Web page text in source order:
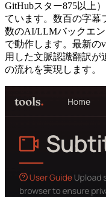
GitHubスター875以上
ています。数百の字幕
数のAI/LLMバックエ
で動作します。最新の
用した文脈認識翻訳が
の流れを実現します。